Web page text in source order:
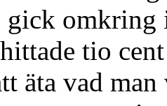
gick
tio
äta vad